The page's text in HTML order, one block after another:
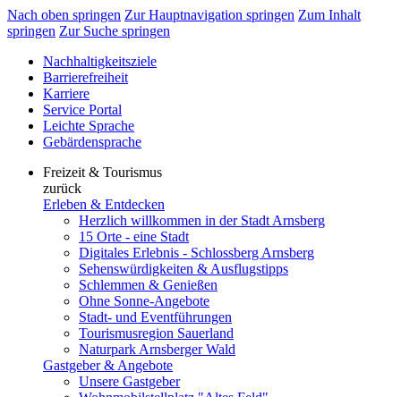
Nach oben springen Zur Hauptnavigation springen Zum Inhalt
springen Zur Suche springen
Nachhaltigkeitsziele
Barrierefreiheit
Karriere
Service Portal
Leichte Sprache
Gebärdensprache
Freizeit & Tourismus
zurück
Erleben & Entdecken
Herzlich willkommen in der Stadt Arnsberg
15 Orte - eine Stadt
Digitales Erlebnis - Schlossberg Arnsberg
Sehenswürdigkeiten & Ausflugstipps
Schlemmen & Genießen
Ohne Sonne-Angebote
Stadt- und Eventführungen
Tourismusregion Sauerland
Naturpark Arnsberger Wald
Gastgeber & Angebote
Unsere Gastgeber